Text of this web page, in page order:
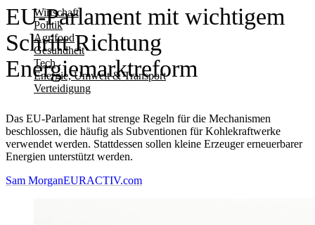
Wirtschaft
Politik
Agrifood
Gesundheit
Tech
Energie, Umwelt & Transport
Verteidigung
EU-Parlament mit wichtigem
Schritt Richtung
Energiemarktreform
Das EU-Parlament hat strenge Regeln für die Mechanismen
beschlossen, die häufig als Subventionen für Kohlekraftwerke
verwendet werden. Stattdessen sollen kleine Erzeuger erneuerbarer
Energien unterstützt werden.
Sam MorganEURACTIV.com